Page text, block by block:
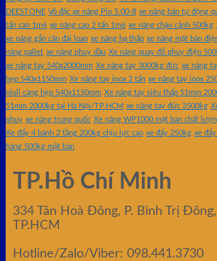
DEESTONE Vỏ đặc xe nâng Pio 5.00-8 xe nâng bán tự động
tấn cao 1m6 xe nâng cao 2 tấn 1m6 xe nâng chậu cảnh 500kg
xe nâng gắn cân đài loan xe nâng hạ thấp xe nâng mặt bàn
nâng pallet xe nâng phuy dầu Xe nâng quay đổ phuy điện
xe nâng tay 540x2000mm Xe nâng tay 3000kg đức xe nâng
hẹp 540x1150mm Xe nâng tay inox 2 tấn xe nâng tay inox
niuli càng hẹp 540x1150mm Xe nâng tay siêu thấp 51mm
51mm 2000kg tại Hà Nội/TP.HCM xe nâng tay đức 3500kg
phuy xe nâng trung quốc Xe nâng WP1000 mặt bàn chất
Xe đẩy 4 bánh 2 tầng 200kg chịu lực cao xe đẩy 250kg xe
hàng 500kg mặt bàn
TP.Hồ Chí Minh
334 Tân Hoà Đông, P. Bình Trị
TP.HCM
Hotline/Zalo/Viber: 098.441.3730